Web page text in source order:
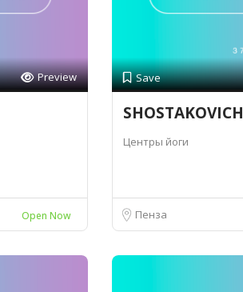
Preview
Open Now
Save
SHOSTAKOVICH
Центры йоги
Пенза